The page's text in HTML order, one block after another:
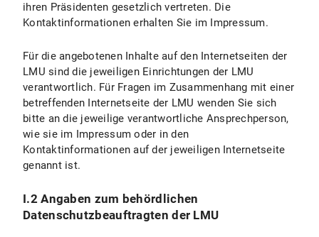
VI.2.2 Rechtsgrundlage der Datenverarbeitung
VI.2.4 Widerspruchs- und Beseitigungsmöglichkeit
VI.3 Nutzung der Online-Terminbuchung
VI.3.1 Umfang und Zweck der Datenverarbeitung
VI.3.4 Widerspruchs- und Beseitigungsmöglichkeiten
ihren Präsidenten gesetzlich vertreten. Die
Kontaktinformationen erhalten Sie im Impressum.
Für die angebotenen Inhalte auf den Internetseiten der
LMU sind die jeweiligen Einrichtungen der LMU
verantwortlich. Für Fragen im Zusammenhang mit einer
betreffenden Internetseite der LMU wenden Sie sich
bitte an die jeweilige verantwortliche Ansprechperson,
wie sie im Impressum oder in den
Kontaktinformationen auf der jeweiligen Internetseite
genannt ist.
I.2 Angaben zum behördlichen
Datenschutzbeauftragten der LMU